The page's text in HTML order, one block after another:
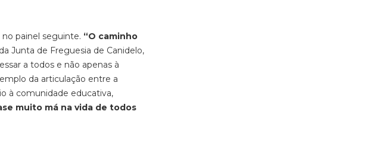
painel seguinte. “O caminho
Junta de Freguesia de Canidelo,
a todos e não apenas à
da articulação entre a
à comunidade educativa,
muito má na vida de todos